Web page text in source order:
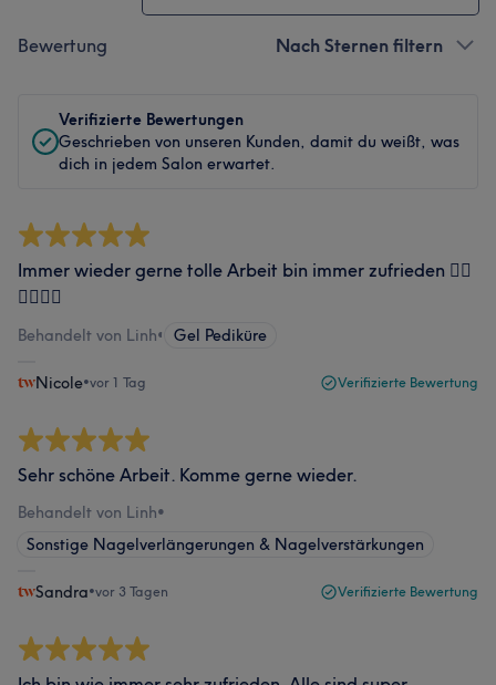
Bewertung Nach Sternen filtern
Verifizierte Bewertungen
Geschrieben von unseren Kunden, damit du weißt, was
dich in jedem Salon erwartet.
Immer wieder gerne tolle Arbeit bin immer zufrieden 👍🏻
👍🏻👍🏻
Behandelt von Linh• Gel Pediküre
Nicole•vor 1 Tag Verifizierte Bewertung
Sehr schöne Arbeit. Komme gerne wieder.
Behandelt von Linh•
Sonstige Nagelverlängerungen & Nagelverstärkungen
Sandra•vor 3 Tagen Verifizierte Bewertung